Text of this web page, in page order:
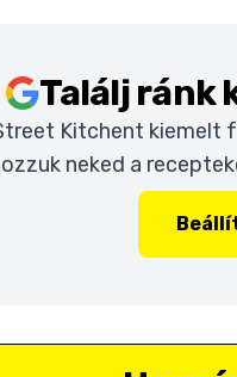
Találj ránk
Kitchent kiemelt
neked a